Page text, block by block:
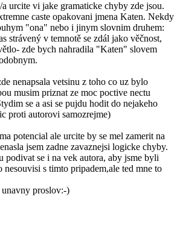
urcite vi jake gramaticke chyby zde jsou.
caste opakovani jmena Katen. Nekdy
"ona" nebo i jinym slovnim druhem:
strávený v temnotě se zdál jako věčnost,
zde bych nahradila "Katen" slovem
nenapsala vetsinu z toho co uz bylo
musim priznat ze moc poctive nectu
se a asi se pujdu hodit do nejakeho
proti autorovi samozrejme)
potencial ale urcite by se mel zamerit na
jsem zadne zavaznejsi logicke chyby.
se i na vek autora, aby jsme byli
s timto pripadem,ale ted mne to
proslov:-)